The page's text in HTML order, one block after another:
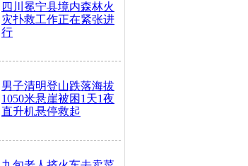
四川冕宁县境内森林火
灾扑救工作正在紧张进
行
男子清明登山跌落海拔
1050米悬崖被困1天1夜
直升机悬停救起